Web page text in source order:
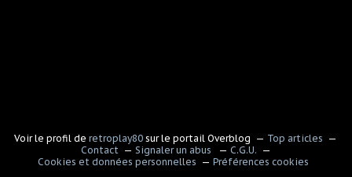
Voir le profil deretroplay80 sur le portail Overblog
Top articles
Contact
Signaler un abus
C.G.U.
Cookies et données personnelles
Préférences cookies